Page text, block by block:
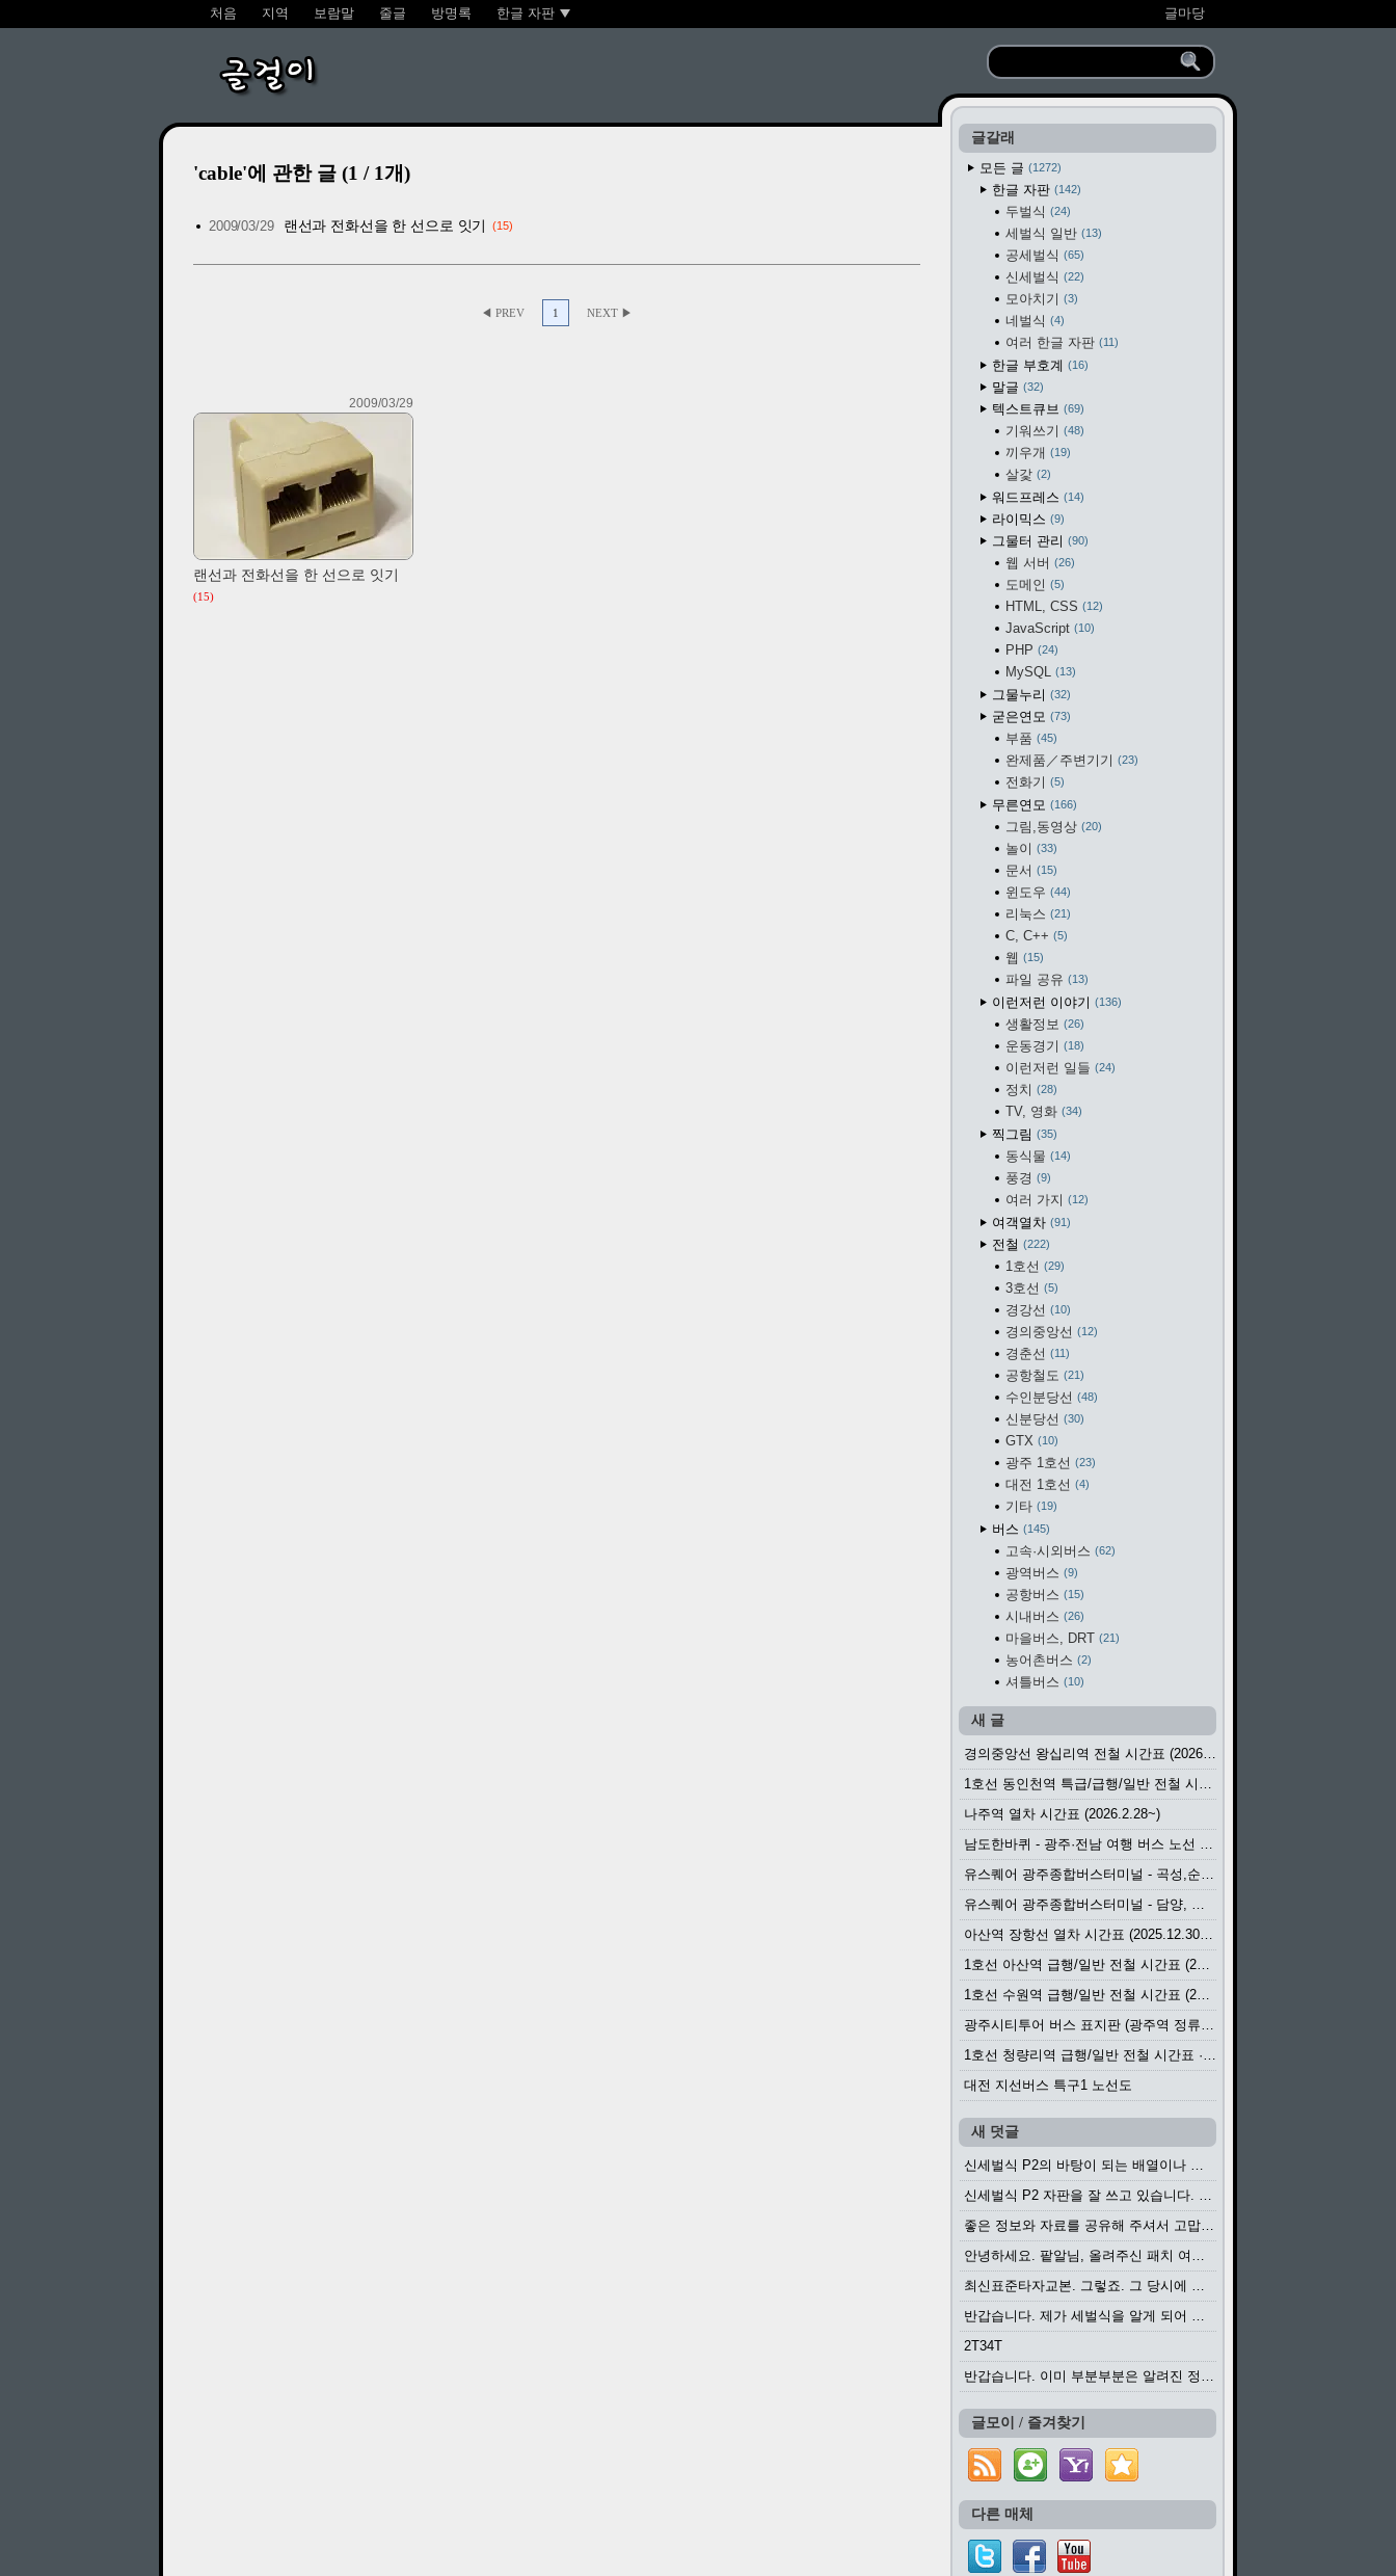
처음 지역 보람말 줄글 방명록 한글 자판 글마당
글걸이
'cable'에 관한 글 (1 / 1개)
2009/03/29 랜선과 전화선을 한 선으로 잇기 15
◀ PREV 1 NEXT ▶
2009/03/29
랜선과 전화선을 한 선으로 잇기
(15)
글갈래
모든 글
1272
한글 자판 142
두벌식 24
세벌식 일반 13
공세벌식 65
신세벌식 22
모아치기 3
네벌식 4
여러 한글 자판 11
한글 부호계 16
말글 32
텍스트큐브 69
기워쓰기 48
끼우개 19
살갗 2
워드프레스 14
라이믹스 9
그물터 관리 90
웹 서버 26
도메인 5
HTML, CSS 12
JavaScript 10
PHP 24
MySQL 13
그물누리 32
굳은연모 73
부품 45
완제품／주변기기 23
전화기 5
무른연모 166
그림,동영상 20
놀이 33
문서 15
윈도우 44
리눅스 21
C, C++ 5
웹 15
파일 공유 13
이런저런 이야기 136
생활정보 26
운동경기 18
이런저런 일들 24
정치 28
TV, 영화 34
찍그림 35
동식물 14
풍경 9
여러 가지 12
여객열차 91
전철 222
1호선 29
3호선 5
경강선 10
경의중앙선 12
경춘선 11
공항철도 21
수인분당선 48
신분당선 30
GTX 10
광주 1호선 23
대전 1호선 4
기타 19
버스 145
고속·시외버스 62
광역버스 9
공항버스 15
시내버스 26
마을버스, DRT 21
농어촌버스 2
셔틀버스 10
새 글
경의중앙선 왕십리역 전철 시간표 (2026.4.20~)
1호선 동인천역 특급/급행/일반 전철 시간표 (2026.2.28~)
나주역 열차 시간표 (2026.2.28~)
남도한바퀴 - 광주·전남 여행 버스 노선 (2026.3.1~5.31)
유스퀘어 광주종합버스터미널 - 곡성,순천／화순,보성,율포 방면 시외버스 시간표 (2026.1.31)
유스퀘어 광주종합버스터미널 - 담양, 순창, 남원, 무주, 장수, 거창, 대구 방면 시외버스 시간표 (2026...
아산역 장항선 열차 시간표 (2025.12.30 기준) (무궁화호, ITX-마음, 새마을호, 서해금빛열차)
1호선 아산역 급행/일반 전철 시간표 (2025.12.30~)
1호선 수원역 급행/일반 전철 시간표 (2025.12.30~)
광주시티투어 버스 표지판 (광주역 정류장) (2024?)
1호선 청량리역 급행/일반 전철 시간표 · 노선도 (2025.12.30~)
대전 지선버스 특구1 노선도
새 덧글
신세벌식 P2의 바탕이 되는 배열이나 주요 기능...
신세벌식 P2 자판을 잘 쓰고 있습니다. 쓰기 편리...
좋은 정보와 자료를 공유해 주셔서 고맙습니다....
안녕하세요. 팥알님, 올려주신 패치 여러모로 감사...
최신표준타자교본. 그렇죠. 그 당시에 최신 표준...
반갑습니다. 제가 세벌식을 알게 되어 세벌식 써...
2T34T
반갑습니다. 이미 부분부분은 알려진 정보들이...
글모이 / 즐겨찾기
다른 매체